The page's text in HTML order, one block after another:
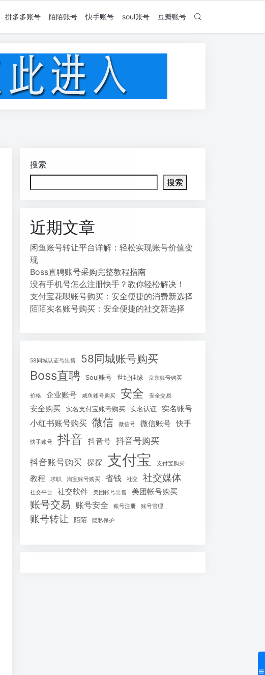
拼多多账号 陌陌账号 快手账号 soul账号 豆瓣账号
搜索
搜索
近期文章
闲鱼账号转让平台详解：轻松实现账号价值变
现
Boss直聘账号采购完整教程指南
没有手机号怎么注册快手？教你轻松解决！
支付宝花呗账号购买：安全便捷的消费新选择
陌陌实名账号购买：安全便捷的社交新选择
58同城认证号出售 58同城账号购买
Boss直聘 Soul账号 世纪佳缘 京东账号购买
价格 企业账号 咸鱼账号购买 安全 安全交易
安全购买 实名支付宝账号购买 实名认证 实名账号
小红书账号购买 微信 微信号 微信账号 快手
快手账号 抖音 抖音号 抖音号购买
抖音账号购买 探探 支付宝 支付宝购买
教程 求职 淘宝账号购买 省钱 社交 社交媒体
社交平台 社交软件 美团帐号出售 美团帐号购买
账号交易 账号安全 账号注册 账号管理
账号转让 陌陌 隐私保护